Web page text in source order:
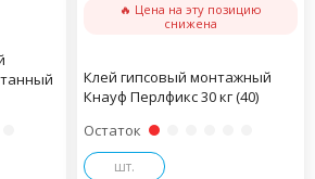
🔥 Цена на эту позицию
снижена
Клей гипсовый монтажный
Кнауф Перлфикс 30 кг (40)
Остаток
шт.